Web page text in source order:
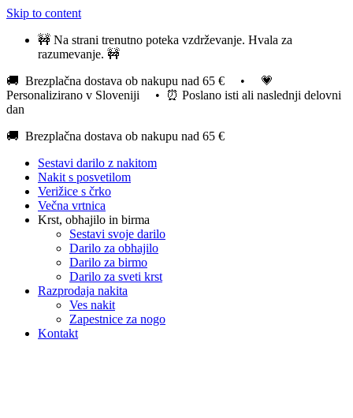
Skip to content
🚧 Na strani trenutno poteka vzdrževanje. Hvala za
razumevanje. 🚧
🚚 Brezplačna dostava ob nakupu nad 65 € • 💗
Personalizirano v Sloveniji • ⏰ Poslano isti ali naslednji delovni
dan
🚚 Brezplačna dostava ob nakupu nad 65 €
Sestavi darilo z nakitom
Nakit s posvetilom
Verižice s črko
Večna vrtnica
Krst, obhajilo in birma
Sestavi svoje darilo
Darilo za obhajilo
Darilo za birmo
Darilo za sveti krst
Razprodaja nakita
Ves nakit
Zapestnice za nogo
Kontakt